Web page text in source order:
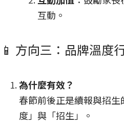
互動。
📱 方向三：品牌溫度
為什麼有效？
春節前後正是續報與招
度」與「招生」。